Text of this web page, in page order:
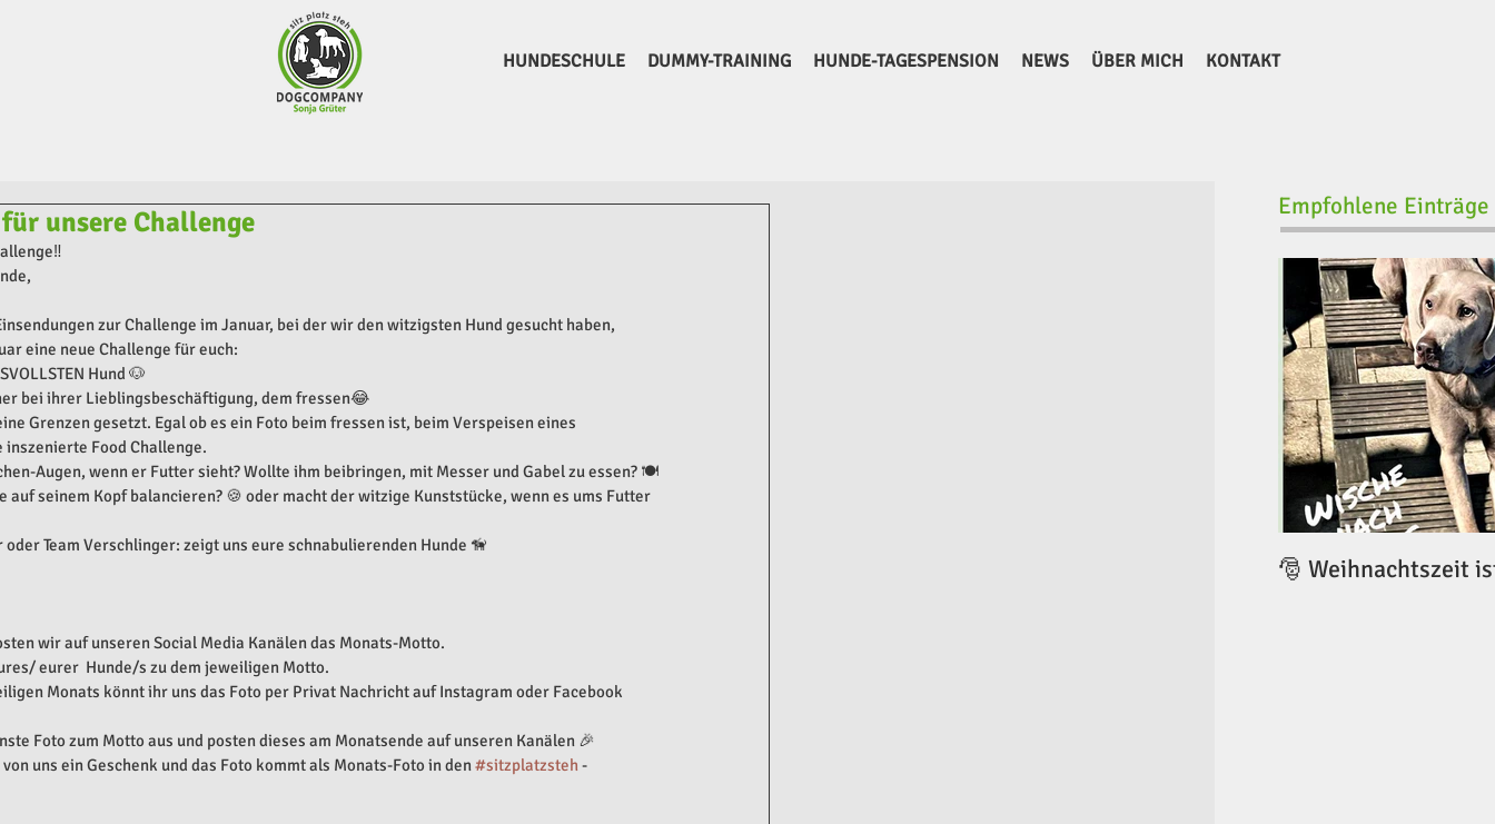
HUNDESCHULE DUMMY-TRAINING HUNDE-TAGESPENSION NEWS ÜBER MICH KONTAKT
unsere Challenge
zur Challenge im Januar, bei der wir den witzigsten Hund gesucht haben,
eine neue Challenge für euch:
Hund 🐶
bei ihrer Lieblingsbeschäftigung, dem fressen😂
Grenzen gesetzt. Egal ob es ein Foto beim fressen ist, beim Verspeisen eines
Food Challenge.
Augen, wenn er Futter sieht? Wollte ihm beibringen, mit Messer und Gabel zu essen? 🍽️
auf seinem Kopf balancieren? 🍪 oder macht der witzige Kunststücke, wenn es ums Futter
oder Team Verschlinger: zeigt uns eure schnabulierenden Hunde 🦮
wir auf unseren Social Media Kanälen das Monats-Motto.
eurer  Hunde/s zu dem jeweiligen Motto.
Monats könnt ihr uns das Foto per Privat Nachricht auf Instagram oder Facebook
Foto zum Motto aus und posten dieses am Monatsende auf unseren Kanälen 🎉
uns ein Geschenk und das Foto kommt als Monats-Foto in den #sitzplatzsteh -
Empfohlene Einträge
🎅 Weihnachtszeit